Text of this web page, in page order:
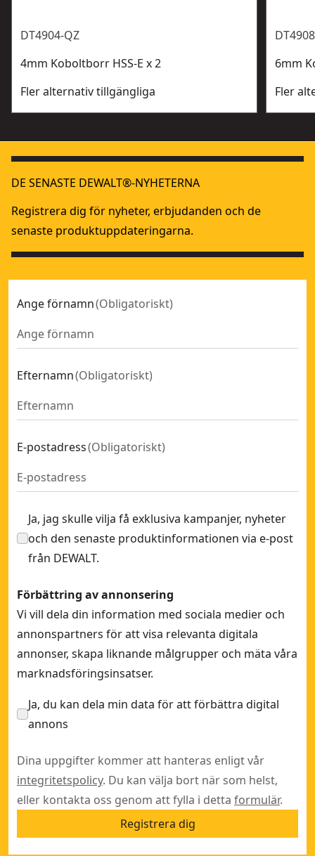
DT4904-QZ
4mm Koboltborr HSS-E x 2
Fler alternativ tillgängliga
6mm
Fler
DE SENASTE DEWALT®-NYHETERNA
Registrera dig för nyheter, erbjudanden och de
senaste produktuppdateringarna.
Ange förnamn(Obligatoriskt)
Efternamn(Obligatoriskt)
E-postadress(Obligatoriskt)
Ja, jag skulle vilja få exklusiva kampanjer, nyheter
och den senaste produktinformationen via e-post
från DEWALT.
Förbättring av annonsering
Vi vill dela din information med sociala medier och
annonspartners för att visa relevanta digitala
annonser, skapa liknande målgrupper och mäta våra
marknadsföringsinsatser.
Ja, du kan dela min data för att förbättra digital
annons
Dina uppgifter kommer att hanteras enligt vår
integritetspolicy. Du kan välja bort när som helst,
eller kontakta oss genom att fylla i detta formulär.
Registrera dig